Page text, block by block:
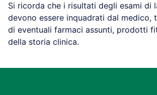
Si ricorda che i risultati degli esami di
devono essere inquadrati dal medico,
di eventuali farmaci assunti, prodotti
della storia clinica.